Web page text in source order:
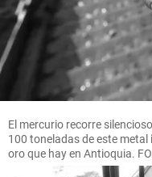
El mercurio recorre
100 toneladas de este
oro que hay en Antioquia.